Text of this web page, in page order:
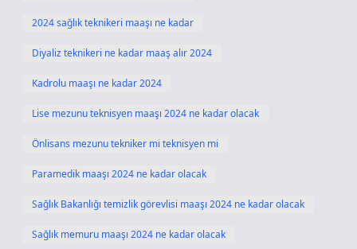
2024 sağlık teknikeri maaşı ne kadar
Diyaliz teknikeri ne kadar maaş alır 2024
Kadrolu maaşı ne kadar 2024
Lise mezunu teknisyen maaşı 2024 ne kadar olacak
Önlisans mezunu tekniker mi teknisyen mi
Paramedik maaşı 2024 ne kadar olacak
Sağlık Bakanlığı temizlik görevlisi maaşı 2024 ne kadar olacak
Sağlık memuru maaşı 2024 ne kadar olacak